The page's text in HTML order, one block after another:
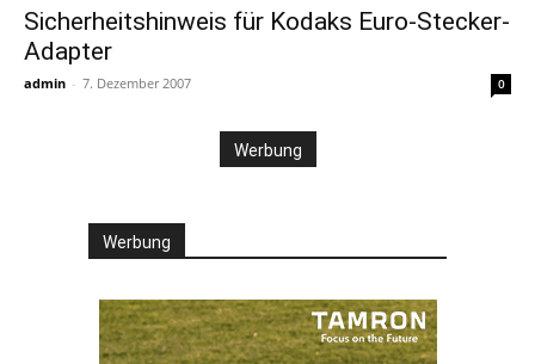
Sicherheitshinweis für Kodaks Euro-Stecker-
Adapter
admin - 7. Dezember 2007 0
Werbung
Werbung